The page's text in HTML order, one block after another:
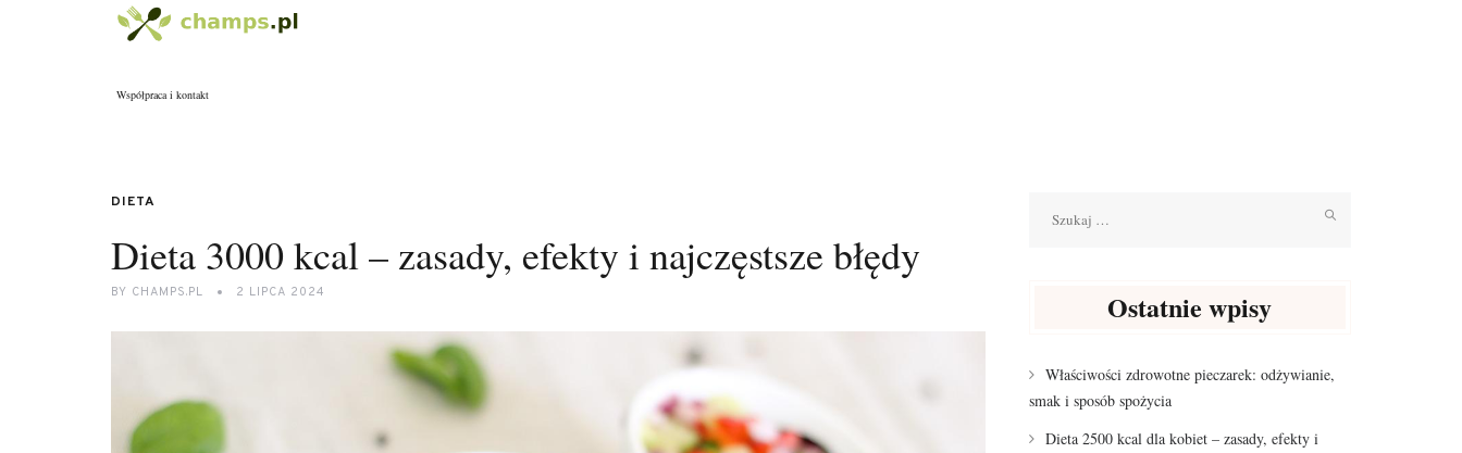
Współpraca i kontakt
DIETA
Dieta 3000 kcal – zasady, efekty i najczęstsze błędy
BY CHAMPS.PL 2 LIPCA 2024 Ostatnie wpisy
Właściwości zdrowotne pieczarek: odżywianie,
smak i sposób spożycia
Dieta 2500 kcal dla kobiet – zasady, efekty i